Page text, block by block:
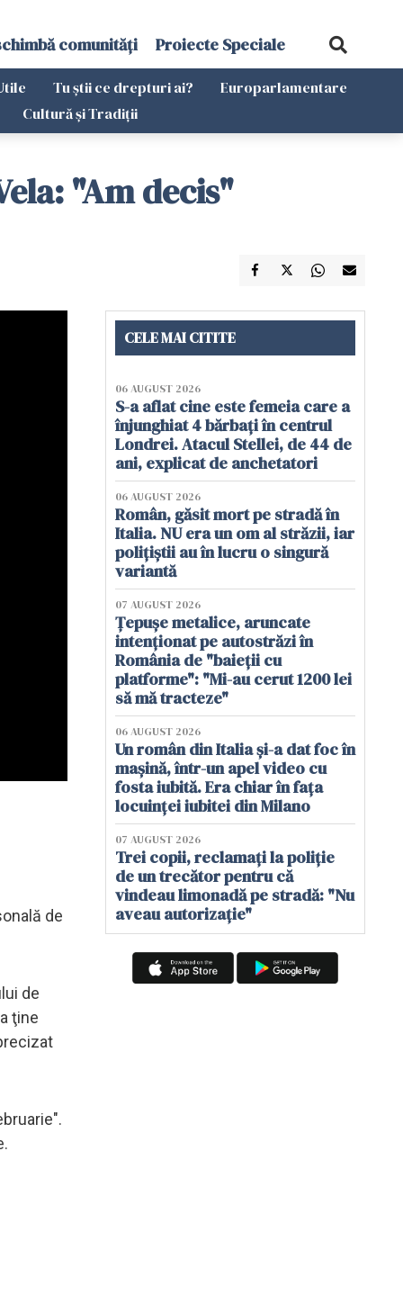
comunități Proiecte Speciale
Tu știi ce drepturi ai?
Europarlamentare
Cultură și Tradiții
"Am decis"
de
de
ţine
CELE MAI CITITE
06 AUGUST 2026
S-a aflat cine este femeia care a
înjunghiat 4 bărbați în centrul
Londrei. Atacul Stellei, de 44 de
ani, explicat de anchetatori
06 AUGUST 2026
Român, găsit mort pe stradă în
Italia. NU era un om al străzii, iar
polițiștii au în lucru o singură
variantă
07 AUGUST 2026
Țepușe metalice, aruncate
intenționat pe autostrăzi în
România de "baieții cu
platforme": "Mi-au cerut 1200 lei
să mă tracteze"
06 AUGUST 2026
Un român din Italia și-a dat foc în
mașină, într-un apel video cu
fosta iubită. Era chiar în fața
locuinței iubitei din Milano
07 AUGUST 2026
Trei copii, reclamați la poliție
de un trecător pentru că
vindeau limonadă pe stradă: "Nu
aveau autorizație"